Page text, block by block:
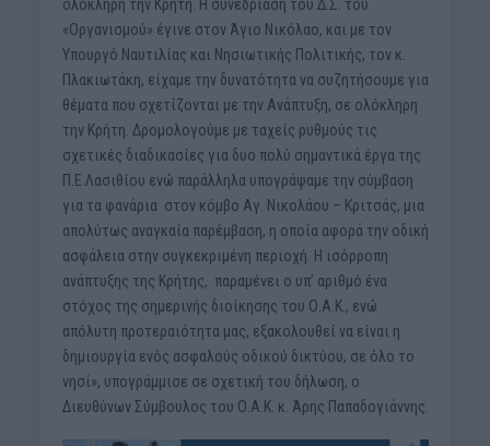
ολόκληρη την Κρήτη. Η συνεδρίαση του Δ.Σ. του
«Οργανισμού» έγινε στον Άγιο Νικόλαο, και με τον
Υπουργό Ναυτιλίας και Νησιωτικής Πολιτικής, τον κ.
Πλακιωτάκη, είχαμε την δυνατότητα να συζητήσουμε για
θέματα που σχετίζονται με την Ανάπτυξη, σε ολόκληρη
την Κρήτη. Δρομολογούμε με ταχείς ρυθμούς τις
σχετικές διαδικασίες για δυο πολύ σημαντικά έργα της
Π.Ε.Λασιθίου ενώ παράλληλα υπογράψαμε την σύμβαση
για τα φανάρια στον κόμβο Αγ. Νικολάου – Κριτσάς, μια
απολύτως αναγκαία παρέμβαση, η οποία αφορά την οδική
ασφάλεια στην συγκεκριμένη περιοχή. Η ισόρροπη
ανάπτυξης της Κρήτης, παραμένει ο υπ’ αριθμό ένα
στόχος της σημερινής διοίκησης του Ο.Α.Κ., ενώ
απόλυτη προτεραιότητα μας, εξακολουθεί να είναι η
δημιουργία ενός ασφαλούς οδικού δικτύου, σε όλο το
νησί», υπογράμμισε σε σχετική του δήλωση, ο
Διευθύνων Σύμβουλος του Ο.Α.Κ. κ. Άρης Παπαδογιάννης.